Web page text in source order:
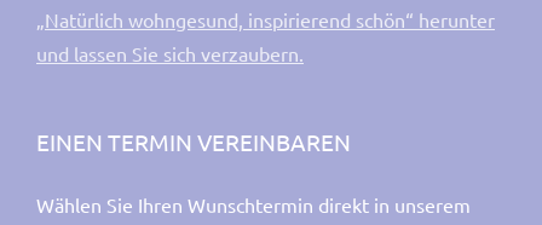
„Natürlich wohngesund, inspirierend schön“ herunter
und lassen Sie sich verzaubern.
EINEN TERMIN VEREINBAREN
Wählen Sie Ihren Wunschtermin direkt in unserem